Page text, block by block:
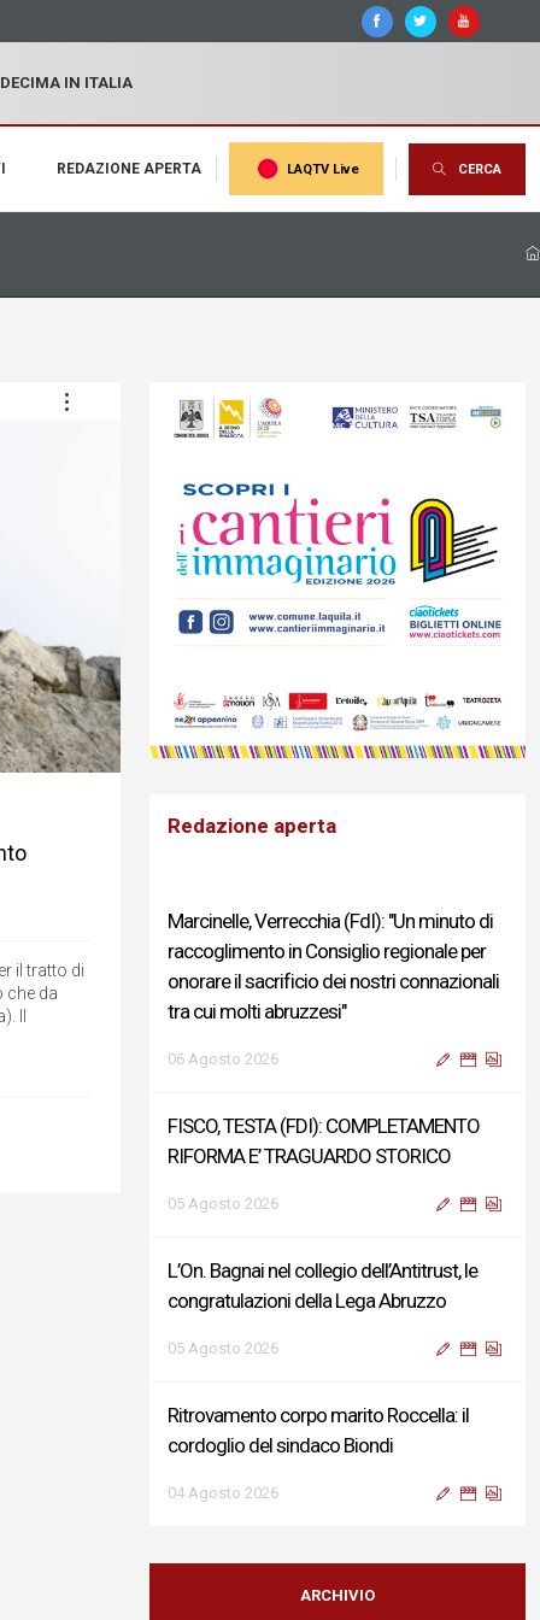
IN ITALIA
REDAZIONE APERTA LAQTV Live CERCA
il tratto di
che da
Il
Redazione aperta
Marcinelle, Verrecchia (FdI): "Un minuto di
raccoglimento in Consiglio regionale per
onorare il sacrificio dei nostri connazionali
tra cui molti abruzzesi"
06 Agosto 2026
FISCO, TESTA (FDI): COMPLETAMENTO
RIFORMA E’ TRAGUARDO STORICO
05 Agosto 2026
L’On. Bagnai nel collegio dell’Antitrust, le
congratulazioni della Lega Abruzzo
05 Agosto 2026
Ritrovamento corpo marito Roccella: il
cordoglio del sindaco Biondi
04 Agosto 2026
Reddito di Cittadinanza, Testa (FdI):
Presentata interpellanza su criticità
ARCHIVIO